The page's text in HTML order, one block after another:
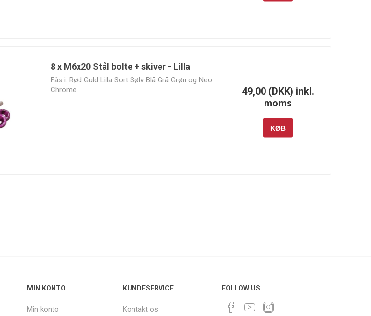
8 x M6x20 Stål bolte + skiver - Lilla
Fås i: Rød Guld Lilla Sort Sølv Blå Grå Grøn og Neo
Chrome
49,00 (DKK) inkl.
moms
KØB
MIN KONTO
Min konto
KUNDESERVICE
Kontakt os
FOLLOW US